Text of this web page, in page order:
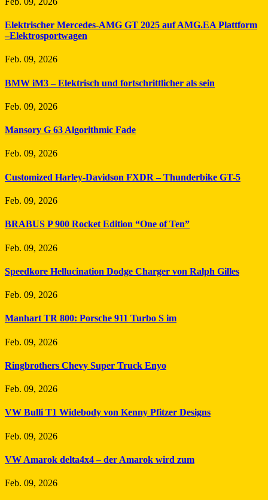
Elektrischer Mercedes-AMG GT 2025 auf AMG.EA Plattform
–Elektrosportwagen
Feb. 09, 2026
BMW iM3 – Elektrisch und fortschrittlicher als sein
Feb. 09, 2026
Mansory G 63 Algorithmic Fade
Feb. 09, 2026
Customized Harley-Davidson FXDR – Thunderbike GT-5
Feb. 09, 2026
BRABUS P 900 Rocket Edition “One of Ten”
Feb. 09, 2026
Speedkore Hellucination Dodge Charger von Ralph Gilles
Feb. 09, 2026
Manhart TR 800: Porsche 911 Turbo S im
Feb. 09, 2026
Ringbrothers Chevy Super Truck Enyo
Feb. 09, 2026
VW Bulli T1 Widebody von Kenny Pfitzer Designs
Feb. 09, 2026
VW Amarok delta4x4 – der Amarok wird zum
Feb. 09, 2026